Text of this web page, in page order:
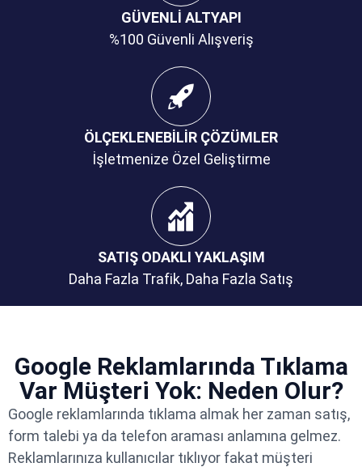
GÜVENLİ ALTYAPI
%100 Güvenli Alışveriş
ÖLÇEKLENEBİLİR ÇÖZÜMLER
İşletmenize Özel Geliştirme
SATIŞ ODAKLI YAKLAŞIM
Daha Fazla Trafik, Daha Fazla Satış
Google Reklamlarında Tıklama
Var Müşteri Yok: Neden Olur?
Google reklamlarında tıklama almak her zaman satış,
form talebi ya da telefon araması anlamına gelmez.
Reklamlarınıza kullanıcılar tıklıyor fakat müşteri